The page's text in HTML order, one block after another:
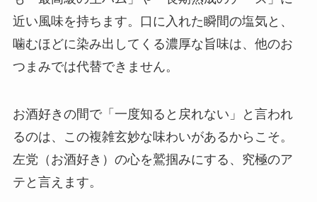
近い風味を持ちます。口に入れた瞬間の塩気と、
噛むほどに染み出してくる濃厚な旨味は、他のお
つまみでは代替できません。
お酒好きの間で「一度知ると戻れない」と言われ
るのは、この複雑玄妙な味わいがあるからこそ。
左党（お酒好き）の心を鷲掴みにする、究極のア
テと言えます。